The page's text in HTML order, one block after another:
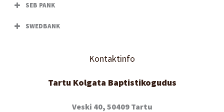
SEB PANK
SWEDBANK
Kontaktinfo
Tartu Kolgata Baptistikogudus
Veski 40, 50409 Tartu